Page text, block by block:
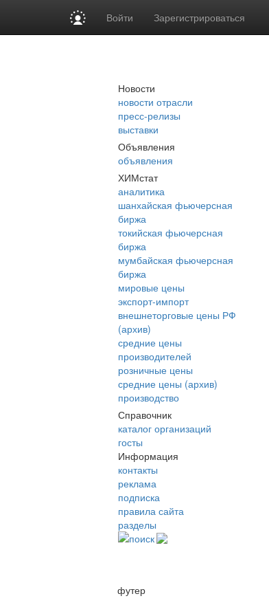
Войти Зарегистрироваться
Новости
новости отрасли
пресс-релизы
выставки
Объявления
объявления
ХИМстат
аналитика
шанхайская фьючерсная
биржа
токийская фьючерсная
биржа
мумбайская фьючерсная
биржа
мировые цены
экспорт-импорт
внешнеторговые цены РФ
(архив)
средние цены
производителей
розничные цены
средние цены (архив)
производство
Справочник
каталог организаций
госты
Информация
контакты
реклама
подписка
правила сайта
разделы
поиск
футер